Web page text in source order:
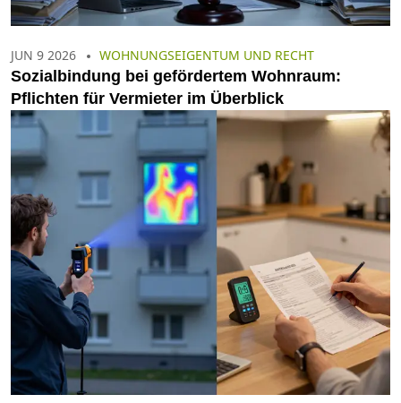
JUN 9 2026 WOHNUNGSEIGENTUM UND RECHT
Sozialbindung bei gefördertem Wohnraum:
Pflichten für Vermieter im Überblick